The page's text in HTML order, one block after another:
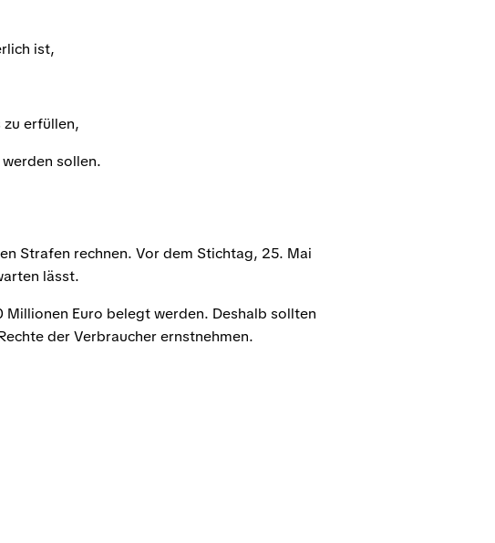
ist,
erfüllen,
sollen.
Strafen rechnen. Vor dem Stichtag, 25. Mai
lässt.
Millionen Euro belegt werden. Deshalb sollten
der Verbraucher ernstnehmen.